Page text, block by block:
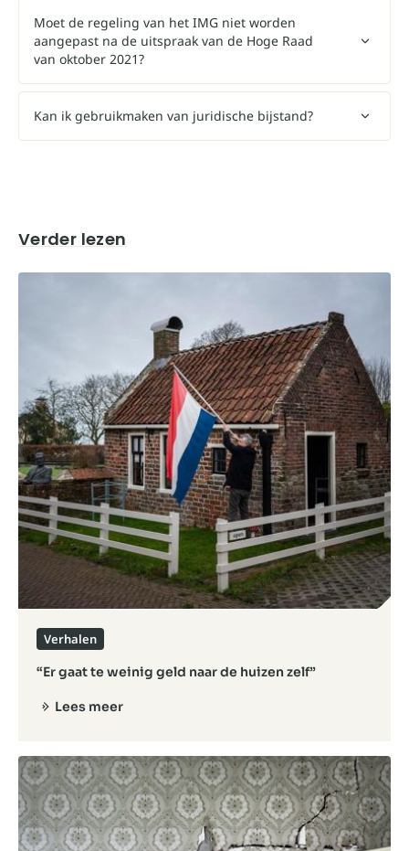
Moet de regeling van het IMG niet worden
aangepast na de uitspraak van de Hoge Raad
van oktober 2021?
Kan ik gebruikmaken van juridische bijstand?
Verder lezen
“Er gaat te weinig geld naar de huizen zelf”
Verhalen
Lees meer